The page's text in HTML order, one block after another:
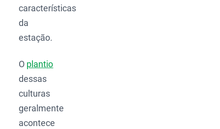
características
da
estação.
O plantio
dessas
culturas
geralmente
acontece